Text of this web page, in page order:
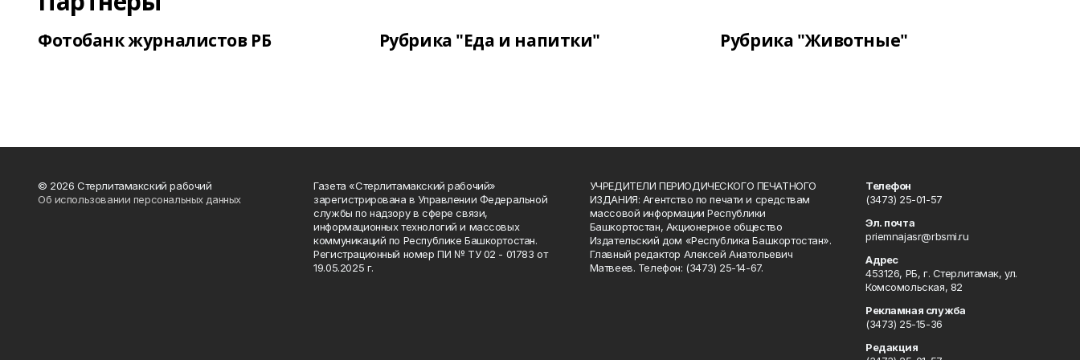
Фотобанк журналистов РБ Рубрика "Еда и напитки" Рубрика "Животные"
© 2026 Стерлитамакский рабочий
Об использовании персональных данных
Газета «Стерлитамакский рабочий»
зарегистрирована в Управлении Федеральной
службы по надзору в сфере связи,
информационных технологий и массовых
коммуникаций по Республике Башкортостан.
Регистрационный номер ПИ № ТУ 02 - 01783 от
19.05.2025 г.
УЧРЕДИТЕЛИ ПЕРИОДИЧЕСКОГО ПЕЧАТНОГО
ИЗДАНИЯ: Агентство по печати и средствам
массовой информации Республики
Башкортостан, Акционерное общество
Издательский дом «Республика Башкортостан».
Главный редактор Алексей Анатольевич
Матвеев. Телефон: (3473) 25-14-67.
Телефон
(3473) 25-01-57
Эл. почта
priemnajasr@rbsmi.ru
Адрес
453126, РБ, г. Стерлитамак, ул.
Комсомольская, 82
Рекламная служба
(3473) 25-15-36
Редакция